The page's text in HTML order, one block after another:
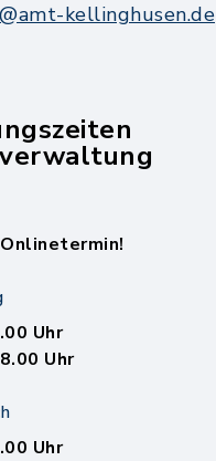
kellinghusen.de
Uhr
Uhr
Uhr